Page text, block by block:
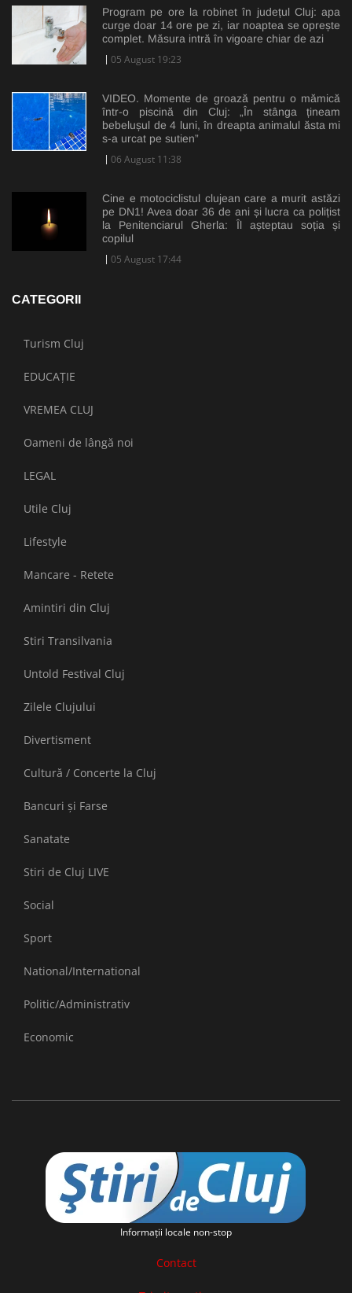
Program pe ore la robinet în județul Cluj: apa
curge doar 14 ore pe zi, iar noaptea se oprește
complet. Măsura intră în vigoare chiar de azi
05 August 19:23
VIDEO. Momente de groază pentru o mămică
într-o piscină din Cluj: „În stânga țineam
bebelușul de 4 luni, în dreapta animalul ăsta mi
s-a urcat pe sutien”
06 August 11:38
Cine e motociclistul clujean care a murit astăzi
pe DN1! Avea doar 36 de ani și lucra ca polițist
la Penitenciarul Gherla: Îl așteptau soția și
copilul
05 August 17:44
CATEGORII
Turism Cluj
EDUCAȚIE
VREMEA CLUJ
Oameni de lângă noi
LEGAL
Utile Cluj
Lifestyle
Mancare - Retete
Amintiri din Cluj
Stiri Transilvania
Untold Festival Cluj
Zilele Clujului
Divertisment
Cultură / Concerte la Cluj
Bancuri și Farse
Sanatate
Stiri de Cluj LIVE
Social
Sport
National/International
Politic/Administrativ
Economic
Informaţii locale non-stop
Contact